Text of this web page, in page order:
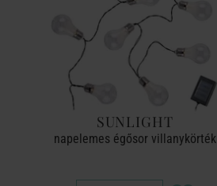
SUNLIGHT
napelemes égősor villanykörték